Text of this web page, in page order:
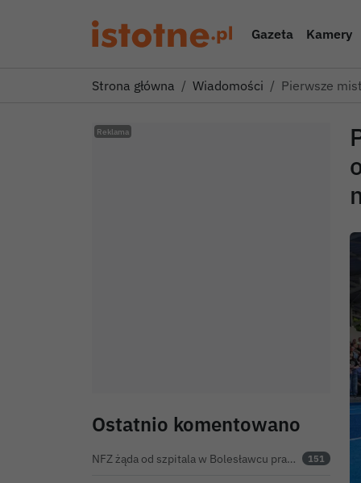
Gazeta Kamery
Strona główna Wiadomości Pierwsze
Ostatnio komentowano
NFZ żąda od szpitala w Bolesławcu prawie 5,9 mln zł. Potężny cios po kontroli rozliczeń 151